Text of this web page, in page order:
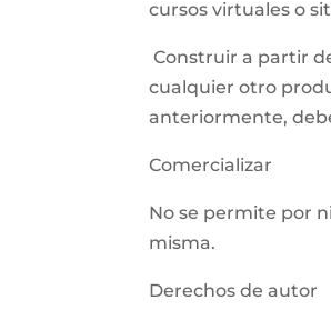
cursos virtuales o
Construir a partir
cualquier otro
anteriormente,
Comercializar
No se permite por
misma.
Derechos de autor